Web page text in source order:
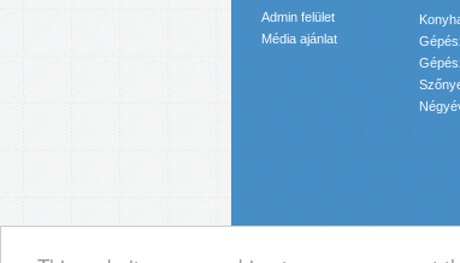
Admin felület
Média ajánlat